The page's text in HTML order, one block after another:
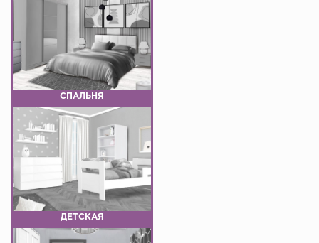
СПАЛЬНЯ
ДЕТСКАЯ